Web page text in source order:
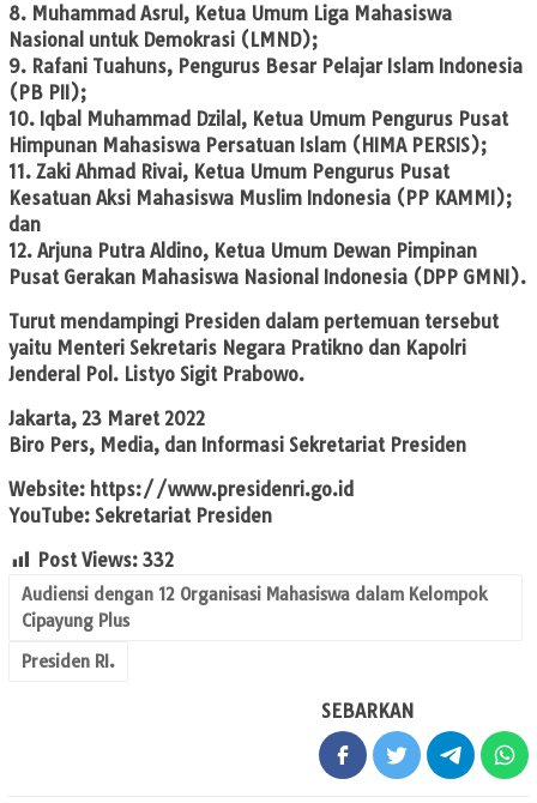
8. Muhammad Asrul, Ketua Umum Liga Mahasiswa
Nasional untuk Demokrasi (LMND);
9. Rafani Tuahuns, Pengurus Besar Pelajar Islam Indonesia
(PB PII);
10. Iqbal Muhammad Dzilal, Ketua Umum Pengurus Pusat
Himpunan Mahasiswa Persatuan Islam (HIMA PERSIS);
11. Zaki Ahmad Rivai, Ketua Umum Pengurus Pusat
Kesatuan Aksi Mahasiswa Muslim Indonesia (PP KAMMI);
dan
12. Arjuna Putra Aldino, Ketua Umum Dewan Pimpinan
Pusat Gerakan Mahasiswa Nasional Indonesia (DPP GMNI).
Turut mendampingi Presiden dalam pertemuan tersebut
yaitu Menteri Sekretaris Negara Pratikno dan Kapolri
Jenderal Pol. Listyo Sigit Prabowo.
Jakarta, 23 Maret 2022
Biro Pers, Media, dan Informasi Sekretariat Presiden
Website: https://www.presidenri.go.id
YouTube: Sekretariat Presiden
Post Views: 332
Audiensi dengan 12 Organisasi Mahasiswa dalam Kelompok
Cipayung Plus
Presiden RI.
SEBARKAN